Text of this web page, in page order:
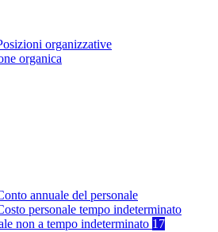
organizzative
organica
annuale del personale
personale tempo indeterminato
non a tempo indeterminato 17